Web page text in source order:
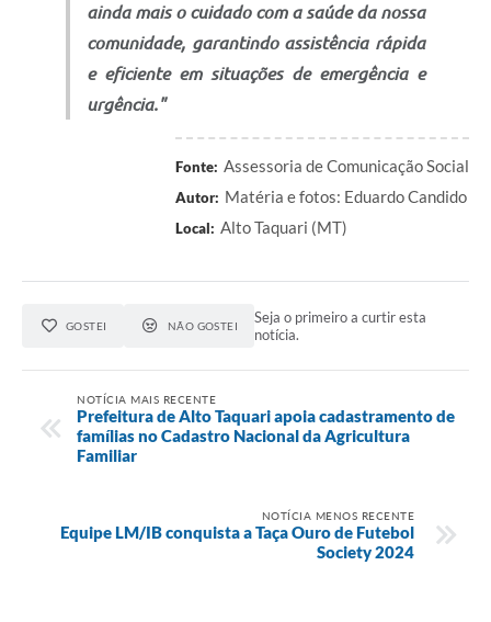
ainda mais o cuidado com a saúde da nossa
comunidade, garantindo assistência rápida
e eficiente em situações de emergência e
urgência."
Fonte: Assessoria de Comunicação Social
Autor: Matéria e fotos: Eduardo Candido
Local: Alto Taquari (MT)
GOSTEI NÃO GOSTEI
Seja o primeiro a curtir esta
notícia.
NOTÍCIA MAIS RECENTE
Prefeitura de Alto Taquari apoia cadastramento de
famílias no Cadastro Nacional da Agricultura
Familiar
NOTÍCIA MENOS RECENTE
Equipe LM/IB conquista a Taça Ouro de Futebol
Society 2024